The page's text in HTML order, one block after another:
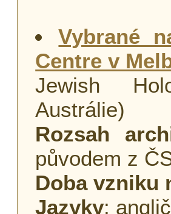
Vybrané
Centre v
Jewish
Austrálie)
Rozsah
původem z
Doba vzniku
Jazyky: